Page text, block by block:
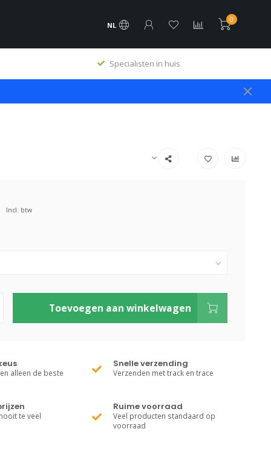
NL
0
Specialisten in huis
Incl. btw
Toevoegen aan winkelwagen
alleen de beste
Snelle verzending
Verzenden met track en trace
te veel
Ruime voorraad
Veel producten standaard op
voorraad